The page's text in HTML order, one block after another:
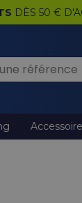
DÈS 50 €